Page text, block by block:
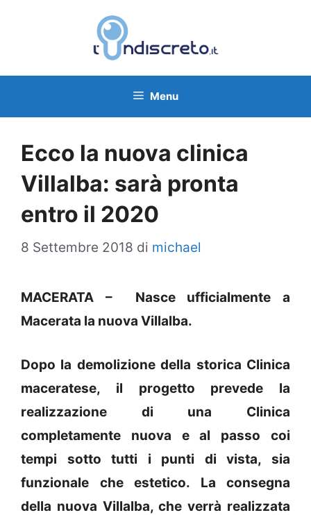
Menu
Ecco la nuova clinica
Villalba: sarà pronta
entro il 2020
8 Settembre 2018 di michael
MACERATA – Nasce ufficialmente a
Macerata la nuova Villalba.
Dopo la demolizione della storica Clinica
maceratese, il progetto prevede la
realizzazione di una Clinica
completamente nuova e al passo coi
tempi sotto tutti i punti di vista, sia
funzionale che estetico. La consegna
della nuova Villalba, che verrà realizzata